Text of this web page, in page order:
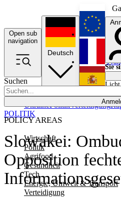
Open sub
navigation
Suchen
POLICY AREAS
Wirtschaft
Politik
Agrifood
Gesundheit
Tech
Energie, Umwelt & Transport
Verteidigung
UkrainePolitikVerteidigung
Deutsch
Sie
Licht
Slowakei:
Opposition
POLITIK